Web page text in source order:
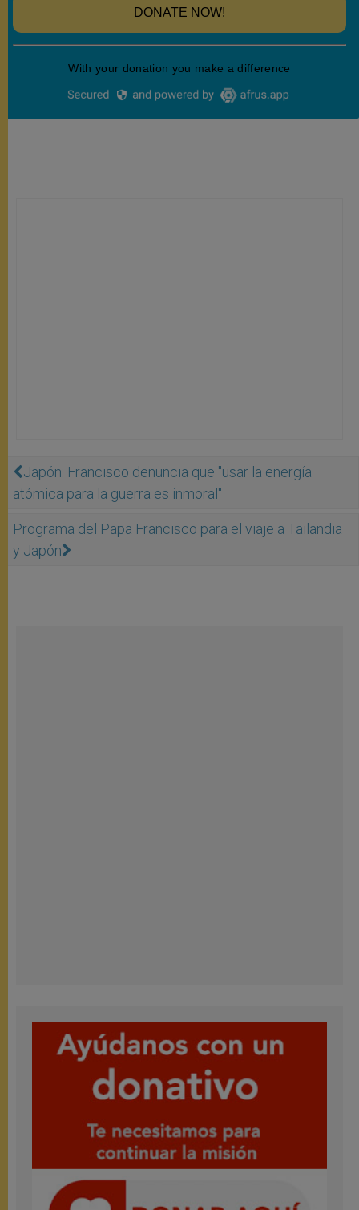
Japón: Francisco denuncia que "usar la energía
atómica para la guerra es inmoral"
Programa del Papa Francisco para el viaje a Tailandia
y Japón